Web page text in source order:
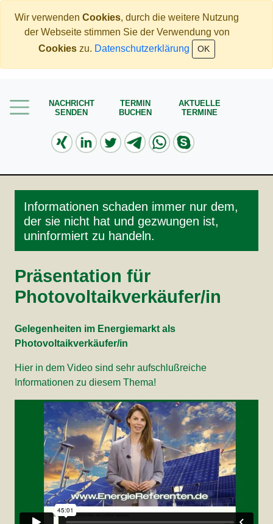
Wir verwenden Cookies, durch die weitere Nutzung
der Webseite stimmen Sie der Verwendung von
Cookies zu. Datenschutzerklärung OK
NACHRICHT
SENDEN
TERMIN
BUCHEN
AKTUELLE
TERMINE
Mehr Geld verdienen
Meine Angebote
Informationen schaden immer nur dem,
der sie nicht hat und gezwungen ist,
uninformiert zu handeln.
Präsentation für
Photovoltaikverkäufer/in
Gelegenheiten im Energiemarkt als
Photovoltaikverkäufer/in
Hier in dem Video sind sehr aufschlußreiche
Informationen zu diesem Thema!